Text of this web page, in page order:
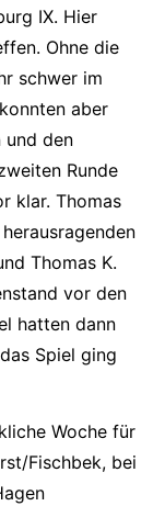
IX. Hier
Ohne die
schwer im
aber
und den
Runde
klar. Thomas
Thomas K.
vor den
hatten dann
Spiel ging
Woche für
Fischbek, bei